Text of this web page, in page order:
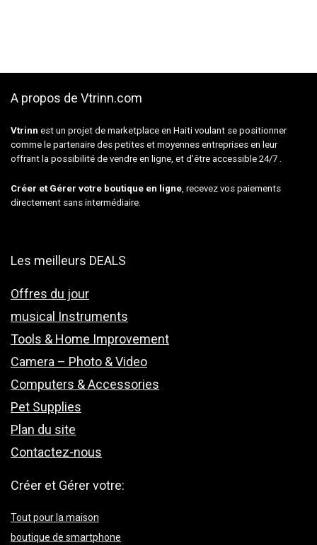
A propos de Vtrinn.com
Vtrinn est un projet de marketplace en Haiti voulant se positionner
comme le partenaire des petites et moyennes entreprises en leur
offrant la possibilité de vendre en ligne, et d’être accessible 24/7 .
Créer et Gérer votre boutique en ligne, recevez vos paiements
directement sans intermédiaire.
Les meilleurs DEALS
Offres du jour
musical Instruments
Tools & Home Improvement
Camera – Photo & Video
Computers & Accessories
Pet Supplies
Plan du site
Contactez-nous
Créer et Gérer votre:
Tout pour la maison
boutique de smartphone